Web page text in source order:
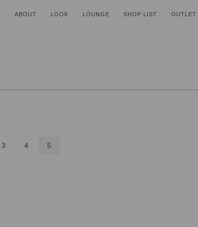
ABOUT LOOK LOUNGE SHOP LIST OUTLET
3 4 5